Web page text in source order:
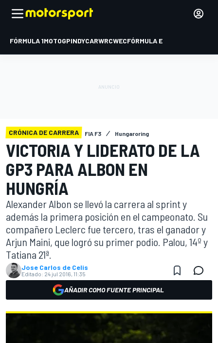
FÓRMULA 1MOTOGPINDYCARWRCWECFÓRMULA E
CRÓNICA DE CARRERA FIA F3 Hungaroring
VICTORIA Y LIDERATO DE LA
GP3 PARA ALBON EN
HUNGRÍA
Alexander Albon se llevó la carrera al sprint y
además la primera posición en el campeonato. Su
compañero Leclerc fue tercero, tras el ganador y
Arjun Maini, que logró su primer podio. Palou, 14º y
Tatiana 21ª.
Jose Carlos de Celis
Editado: 24 jul 2016, 11:35
AÑADIR COMO FUENTE PRINCIPAL